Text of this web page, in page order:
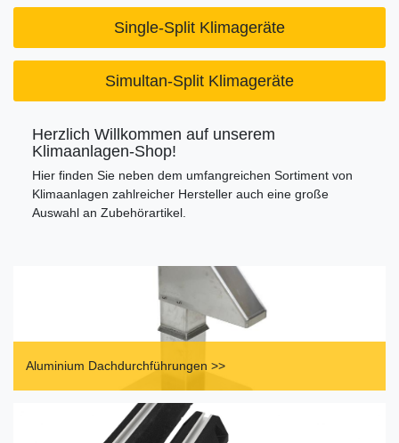
Single-Split Klimageräte
Simultan-Split Klimageräte
Herzlich Willkommen auf unserem
Klimaanlagen-Shop!
Hier finden Sie neben dem umfangreichen Sortiment von
Klimaanlagen zahlreicher Hersteller auch eine große
Auswahl an Zubehörartikel.
Aluminium Dachdurchführungen >>